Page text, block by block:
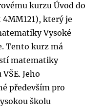
kurzu Úvod do
který je
Vysoké
Tento kurz má
matematiky
Jeho
především pro
školu